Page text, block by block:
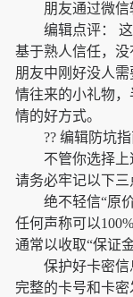
朋友通过微信
编辑点评： 这
基于熟人信任，
朋友中刚好没人
情往来的小礼物
情的好方式。
?? 编辑防坑指
不管你选择上述
请务必牢记以下三
绝不轻信“原价
任何声称可以
通常以收取“保证
保护好卡密信
完整的卡号和卡